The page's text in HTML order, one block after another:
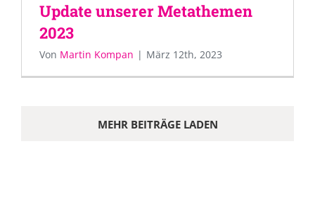
Update unserer Metathemen
2023
Von Martin Kompan | März 12th, 2023
MEHR BEITRÄGE LADEN